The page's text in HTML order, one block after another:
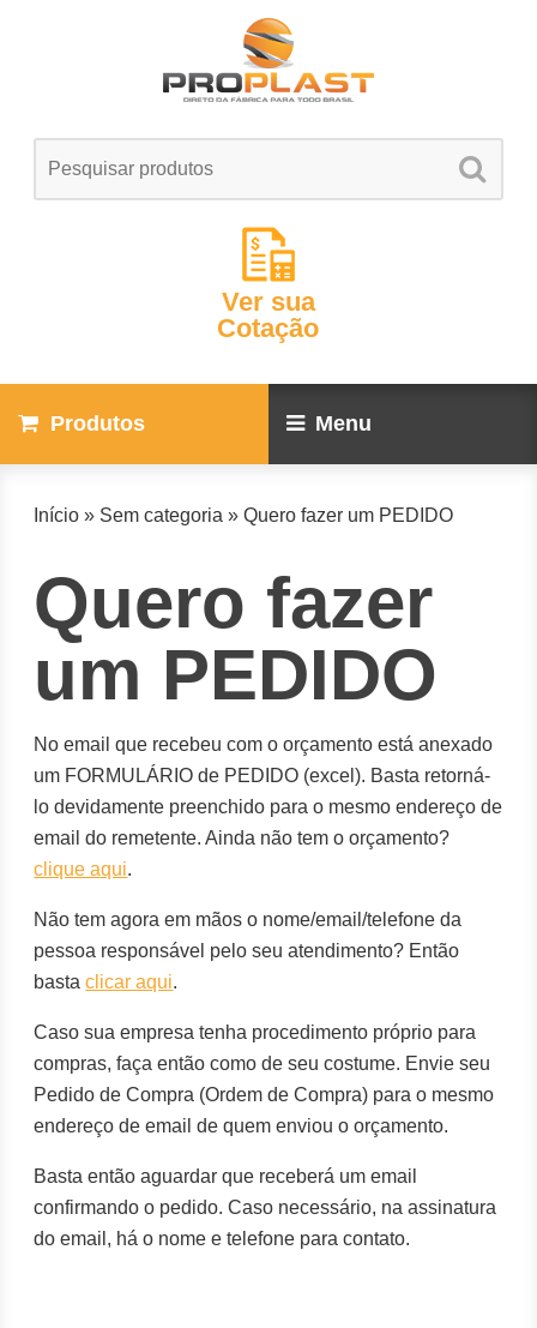
Ver sua
Cotação
Produtos Menu
Início » Sem categoria »Quero fazer um PEDIDO
Quero fazer
um PEDIDO
No email que recebeu com o orçamento está anexado
um FORMULÁRIO de PEDIDO (excel). Basta retorná-
lo devidamente preenchido para o mesmo endereço de
email do remetente. Ainda não tem o orçamento?
clique aqui.
Não tem agora em mãos o nome/email/telefone da
pessoa responsável pelo seu atendimento? Então
bastaclicar aqui.
Caso sua empresa tenha procedimento próprio para
compras, faça então como de seu costume. Envie seu
Pedido de Compra (Ordem de Compra) para o mesmo
endereço de email de quem enviou o orçamento.
Basta então aguardar que receberá um email
confirmando o pedido. Caso necessário, na assinatura
do email, há o nome e telefone para contato.